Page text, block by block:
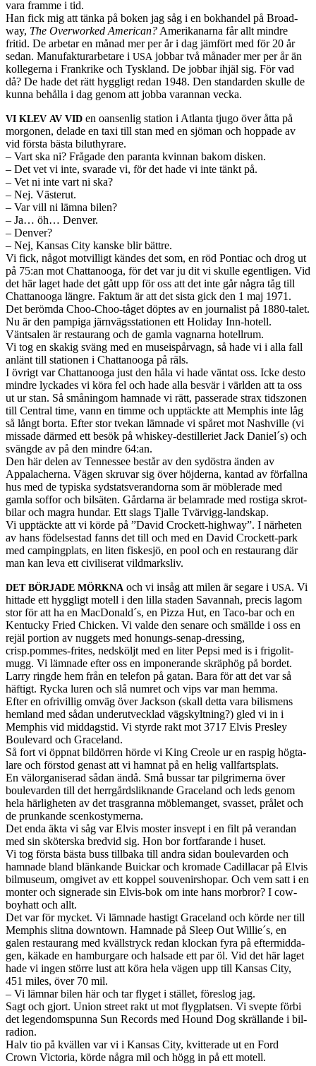
vara framme i tid.
Han fick mig att tänka på boken jag såg i en bokhan­del på Broad­
way, The Over­worked Amer­i­can? Amerika­narna får allt min­dre
fritid. De arbe­tar en månad mer per år i dag jäm­fört med för 20 år
sedan. Man­u­fak­tu­rar­betare i USA job­bar två månader mer per år än
kol­legerna i Frankrike och Tysk­land. De job­bar ihjäl sig. För vad
då? De hade det rätt hyg­g­ligt redan 1948. Den stan­dar­den skulle de
kunna behålla i dag genom att jobba varan­nan vecka.
VI KLEV AV VID en oansen­lig sta­tion i Atlanta tjugo över åtta på
mor­gonen, delade en taxi till stan med en sjö­man och hop­pade av
vid första bästa biluthyrare.
– Vart ska ni? Frå­gade den paranta kvin­nan bakom disken.
– Det vet vi inte, sva­rade vi, för det hade vi inte tänkt på.
– Vet ni inte vart ni ska?
– Nej. Västerut.
– Var vill ni lämna bilen?
– Ja… öh… Den­ver.
– Den­ver?
– Nej, Kansas City kanske blir bät­tre.
Vi fick, något motvil­ligt kän­des det som, en röd Pon­tiac och drog ut
på 75:an mot Chat­tanooga, för det var ju dit vi skulle egentli­gen. Vid
det här laget hade det gått upp för oss att det inte går några tåg till
Chat­tanooga län­gre. Fak­tum är att det sista gick den 1 maj 1971.
Det berömda Choo-Choo-tåget döptes av en jour­nal­ist på 1880-talet.
Nu är den pampiga järn­vägssta­tio­nen ett Hol­i­day Inn-hotell.
Väntsalen är restau­rang och de gamla vagnarna hotell­rum.
Vi tog en skakig sväng med en museis­pår­vagn, så hade vi i alla fall
anlänt till sta­tio­nen i Chat­tanooga på räls.
I övrigt var Chat­tanooga just den håla vi hade vän­tat oss. Icke desto
min­dre lyck­ades vi köra fel och hade alla besvär i världen att ta oss
ut ur stan. Så småningom ham­nade vi rätt, passer­ade strax tid­szo­nen
till Cen­tral time, vann en timme och upp­täckte att Mem­phis inte låg
så långt borta. Efter stor tvekan läm­nade vi spåret mot Nashville (vi
mis­sade därmed ett besök på whiskey-destilleriet Jack Daniel´s) och
svängde av på den min­dre 64:an.
Den här delen av Ten­nessee består av den sydös­tra änden av
Appalach­erna. Vägen skru­var sig över höjderna, kan­tad av för­fallna
hus med de typiska syd­statsveran­dorna som är möbler­ade med
gamla sof­for och bil­säten. Går­darna är belam­rade med ros­tiga skrot­
bi­lar och magra hun­dar. Ett slags Tjalle Tvärvigg-landskap.
Vi upp­täckte att vi körde på ”David Crockett-highway”. I närheten
av hans födelses­tad fanns det till och med en David Crockett-park
med camp­ing­plats, en liten fiskesjö, en pool och en restau­rang där
man kan leva ett civilis­erat vildmarksliv.
DET BÖRJADE MÖRKNA och vi insåg att milen är segare i USA. Vi
hit­tade ett hyg­g­ligt motell i den lilla staden Savan­nah, pre­cis lagom
stor för att ha en MacDonald´s, en Pizza Hut, en Taco-bar och en
Ken­tucky Fried Chicken. Vi valde den senare och smällde i oss en
rejäl por­tion av nuggets med honungs-senap-dressing,
crisp.pommes-frites, ned­sköljt med en liter Pepsi med is i frigolit­
mugg. Vi läm­nade efter oss en imponerande skräphög på bor­det.
Larry ringde hem från en tele­fon på gatan. Bara för att det var så
häftigt. Rycka luren och slå num­ret och vips var man hemma.
Efter en ofriv­il­lig omväg över Jack­son (skall detta vara bil­is­mens
hem­land med sådan under­utveck­lad vägskylt­ning?) gled vi in i
Mem­phis vid mid­dagstid. Vi styrde rakt mot 3717 Elvis Pres­ley
Boule­vard och Grace­land.
Så fort vi öpp­nat bildör­ren hörde vi King Cre­ole ur en raspig hög­ta­
lare och förstod genast att vi ham­nat på en helig vall­fart­splats.
En välor­gan­is­erad sådan ändå. Små bus­sar tar pil­grimerna över
boule­var­den till det her­rgård­s­lik­nande Grace­land och leds genom
hela härligheten av det trasgranna möble­manget, svas­set, prålet och
de prunk­ande scenkostymerna.
Det enda äkta vi såg var Elvis moster insvept i en filt på veran­dan
med sin sköter­ska bred­vid sig. Hon bor fort­farande i huset.
Vi tog första bästa buss till­baka till andra sidan boule­var­den och
ham­nade bland blänkande Buickar och kro­made Cadil­lacar på Elvis
bil­mu­seum, omgivet av ett kop­pel sou­venir­shopar. Och vem satt i en
mon­ter och sign­er­ade sin Elvis-bok om inte hans mor­bror? I cow­
boy­hatt och allt.
Det var för mycket. Vi läm­nade hastigt Grace­land och körde ner till
Mem­phis slitna down­town. Ham­nade på Sleep Out Willie´s, en
galen restau­rang med kvällstryck redan klockan fyra på efter­mid­da­
gen, käkade en ham­bur­gare och hal­sade ett par öl. Vid det här laget
hade vi ingen större lust att köra hela vägen upp till Kansas City,
451 miles, över 70 mil.
– Vi läm­nar bilen här och tar fly­get i stäl­let, föres­log jag.
Sagt och gjort. Union street rakt ut mot fly­g­plat­sen. Vi svepte förbi
det leg­en­dom­spunna Sun Records med Hound Dog skräl­lande i bil­
ra­dion.
Halv tio på kvällen var vi i Kansas City, kvit­ter­ade ut en Ford
Crown Vic­to­ria, körde några mil och högg in på ett motell.